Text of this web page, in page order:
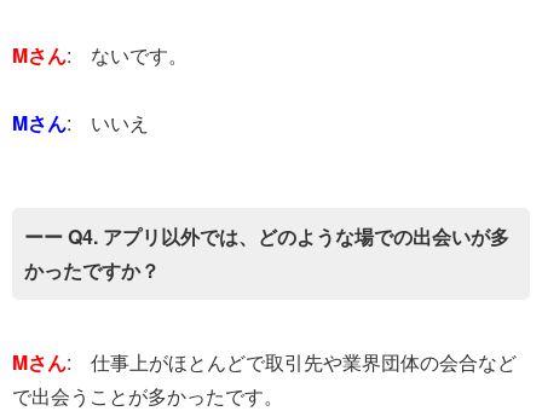
Mさん: ないです。
Mさん: いいえ
ーー Q4. アプリ以外では、どのような場での出会いが多
かったですか？
Mさん: 仕事上がほとんどで取引先や業界団体の会合など
で出会うことが多かったです。